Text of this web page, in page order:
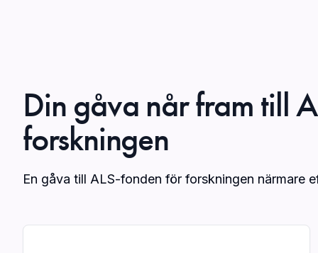
Din gåva når fram till
forskningen
En gåva till ALS-fonden för forskningen närmare